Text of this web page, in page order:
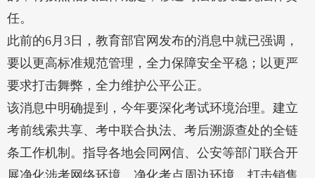
任。
此前的6月3日，教育部官网发布的消息中就已强调，
要以更高标准规范管理，全力保障安全平稳；以更严
要求打击舞弊，全力维护公平公正。
该消息中明确提到，今年要深化考试环境治理。建立
考前线索共享、考中联合执法、考后溯源查处的全链
条工作机制。指导各地会同网信、公安等部门联合开
展净化涉考网络环境、净化考点周边环境、打击销售